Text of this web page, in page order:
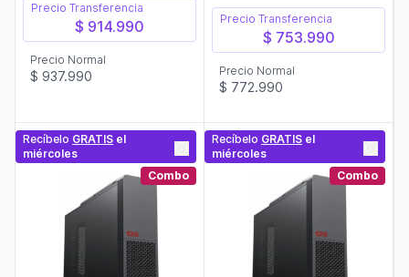
Precio Transferencia
$ 914.990
Precio Normal
$ 937.990
Precio Transferencia
$ 753.990
Precio Normal
$ 772.990
Recíbelo GRATIS el
miércoles
Combo
Recíbelo GRATIS el
miércoles
Combo